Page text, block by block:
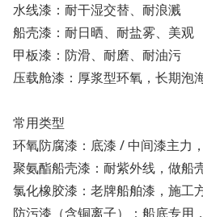
水线漆：耐干湿交替、耐浪溅
船壳漆：耐日晒、耐盐雾、美观
甲板漆：防滑、耐磨、耐油污
压载舱漆：厚浆型环氧，长期泡
常用类型
环氧防腐漆：底漆 / 中间漆主力
聚氨酯船壳漆：耐紫外线，做船
氯化橡胶漆：老牌船舶漆，施工
防污漆（含铜离子）：船底专用